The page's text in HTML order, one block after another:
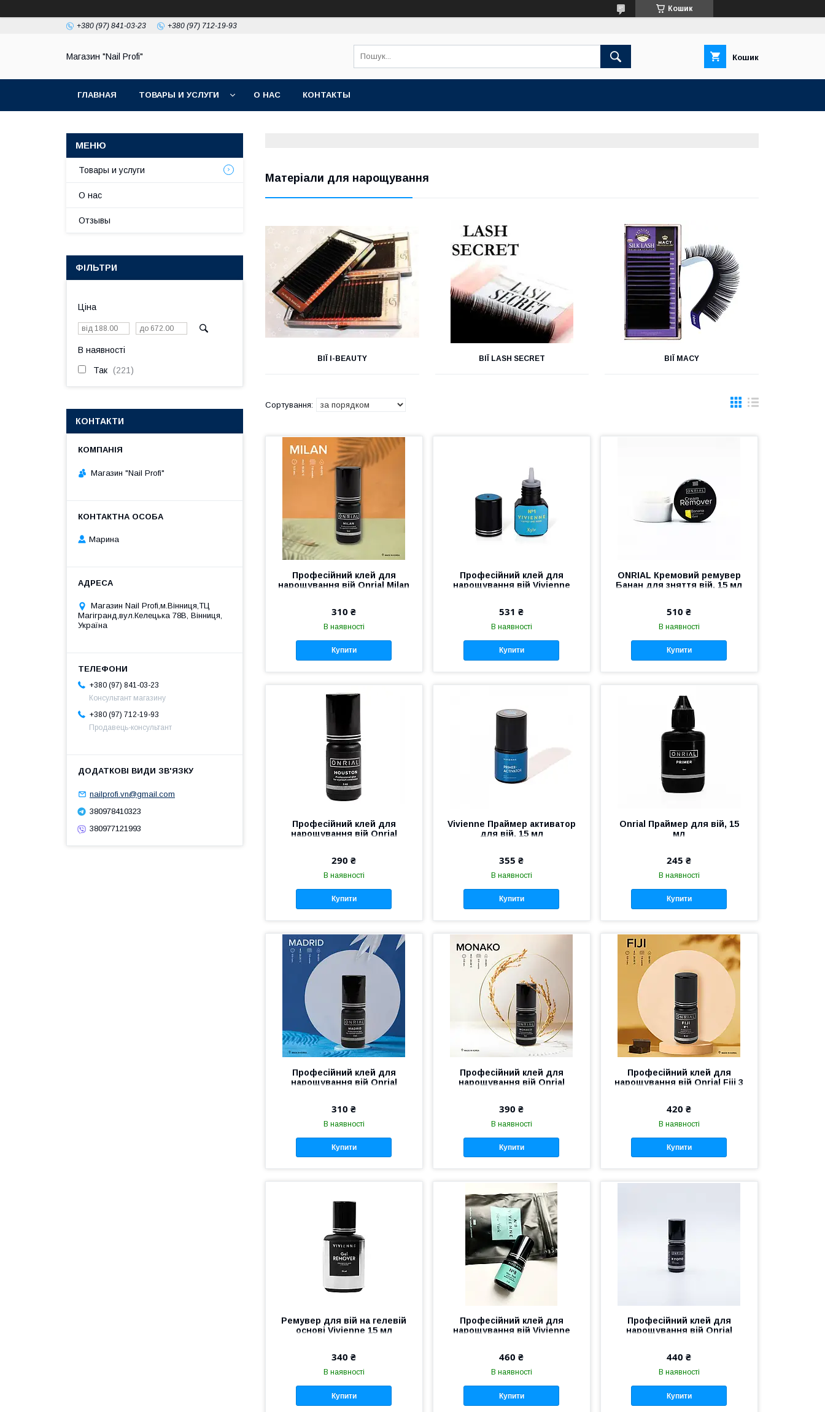
Кошик
+380 (97) 841-03-23 +380 (97) 712-19-93
Магазин "Nail Profi" Кошик
ГЛАВНАЯ ТОВАРЫ И УСЛУГИ О НАС КОНТАКТЫ
Матеріали для нарощування
ВІЇ I-BEAUTY ВІЇ LASH SECRET ВІЇ MACY
Професійний клей для
нарощування вій Onrial Milan
310 ₴
В наявності
Купити
Професійний клей для
нарощування вій Vivienne
531 ₴
В наявності
Купити
ONRIAL Кремовий ремувер
Банан для зняття вій, 15 мл
510 ₴
В наявності
Купити
Професійний клей для
нарощування вій Onrial
290 ₴
В наявності
Купити
Vivienne Праймер активатор
для вій, 15 мл
355 ₴
В наявності
Купити
Onrial Праймер для вій, 15
мл
245 ₴
В наявності
Купити
Професійний клей для
нарощування вій Onrial
310 ₴
В наявності
Купити
Професійний клей для
нарощування вій Onrial
390 ₴
В наявності
Купити
Професійний клей для
нарощування вій Onrial Fiji 3
420 ₴
В наявності
Купити
Ремувер для вій на гелевій
основі Vivienne 15 мл
340 ₴
В наявності
Купити
Професійний клей для
нарощування вій Vivienne
460 ₴
В наявності
Купити
Професійний клей для
нарощування вій Onrial
440 ₴
В наявності
Купити
Товары и услуги
О нас
Отзывы
ФІЛЬТРИ
Ціна
В наявності
Так 221
КОНТАКТИ
Магазин "Nail Profi"
Марина
Магазин Nail Profi,м.Вінниця,ТЦ
Магігранд,вул.Келецька 78В, Вінниця,
Україна
+380 (97) 841-03-23
Консультант магазину
+380 (97) 712-19-93
Продавець-консультант
nailprofi.vn@gmail.com
380978410323
380977121993